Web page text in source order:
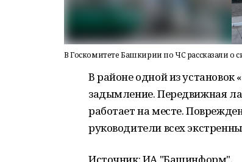
В Госкомитете Башкирии по ЧС рассказали о
В районе одной из
задымление. Передвижная
работает на месте.
руководители всех